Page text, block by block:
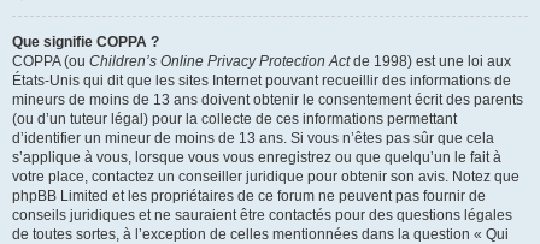
Que signifie COPPA ?
COPPA (ou Children’s Online Privacy Protection Actde 1998) est une loi aux
États-Unis qui dit que les sites Internet pouvant recueillir des informations de
mineurs de moins de 13 ans doivent obtenir le consentement écrit des parents
(ou d’un tuteur légal) pour la collecte de ces informations permettant
d’identifier un mineur de moins de 13 ans. Si vous n’êtes pas sûr que cela
s’applique à vous, lorsque vous vous enregistrez ou que quelqu’un le fait à
votre place, contactez un conseiller juridique pour obtenir son avis. Notez que
phpBB Limited et les propriétaires de ce forum ne peuvent pas fournir de
conseils juridiques et ne sauraient être contactés pour des questions légales
de toutes sortes, à l’exception de celles mentionnées dans la question « Qui